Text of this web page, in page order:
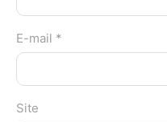
E-mail *
Site